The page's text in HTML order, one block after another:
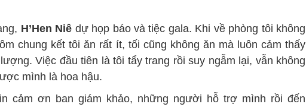
H’Hen Niê dự họp báo và tiệc gala. Khi về phòng tôi không
chung kết tôi ăn rất ít, tối cũng không ăn mà luôn cảm thấy
Việc đầu tiên là tôi tẩy trang rồi suy ngẫm lại, vẫn không
mình là hoa hậu.
cảm ơn ban giám khảo, những người hỗ trợ mình rồi đến